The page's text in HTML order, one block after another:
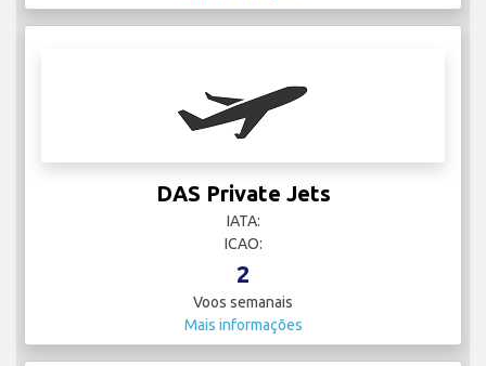
DAS Private Jets
IATA:
ICAO:
2
Voos semanais
Mais informações